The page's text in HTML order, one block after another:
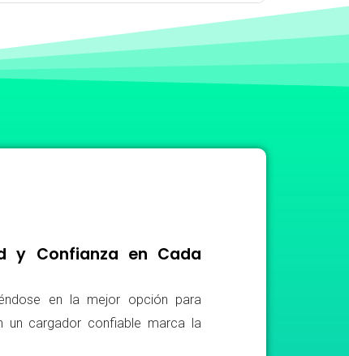
y Confianza en Cada
en la mejor opción para
un cargador confiable marca la